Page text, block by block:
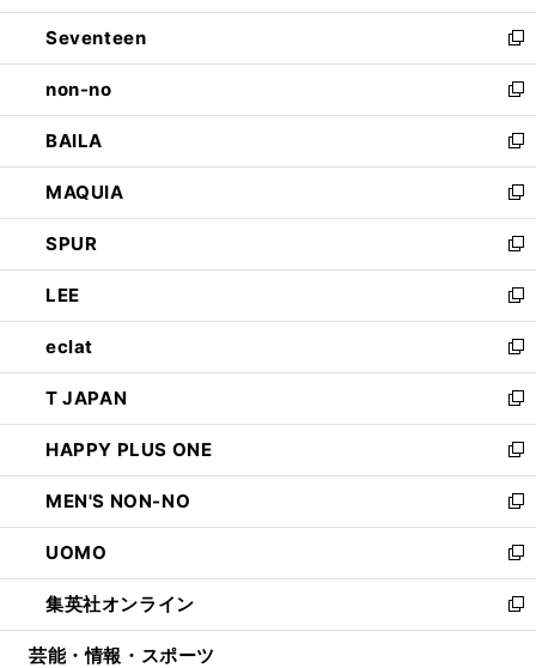
開
く
ウ
で
開
く
ン
ド
ウ
で
開
く
Seventeen
新
し
い
ウ
ィ
ン
ド
ウ
で
開
く
non-no
新
し
い
ウ
ィ
ン
ド
ウ
で
開
く
BAILA
新
し
い
ウ
ィ
ン
ド
ウ
で
開
く
MAQUIA
新
し
い
ウ
ィ
ン
ド
ウ
で
開
く
SPUR
新
し
い
ウ
ィ
ン
ド
ウ
で
開
く
LEE
新
し
い
ウ
ィ
ン
ド
ウ
で
開
く
eclat
新
し
い
ウ
ィ
ン
ド
ウ
で
開
く
T JAPAN
新
し
い
ウ
ィ
ン
ド
ウ
で
開
HAPPY PLUS ONE
新
し
い
ウ
ィ
ン
ド
ウ
MEN'S NON-NO
新
し
い
ウ
ィ
ン
UOMO
新
し
い
ウ
集英社オンライン
新
し
芸能・情報・スポーツ